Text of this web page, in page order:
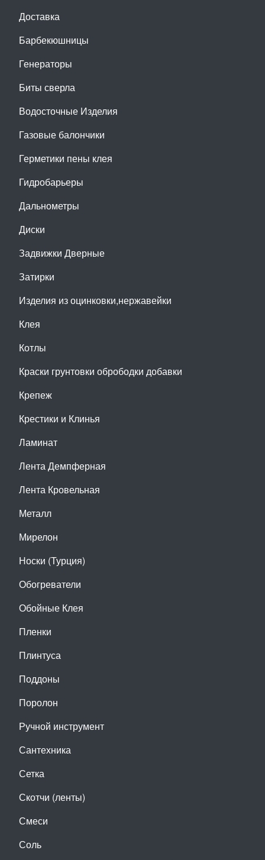
Доставка
Барбекюшницы
Генераторы
Биты сверла
Водосточные Изделия
Газовые балончики
Герметики пены клея
Гидробарьеры
Дальнометры
Диски
Задвижки Дверные
Затирки
Изделия из оцинковки,нержавейки
Клея
Котлы
Краски грунтовки обрободки добавки
Крепеж
Крестики и Клинья
Ламинат
Лента Демпферная
Лента Кровельная
Металл
Мирелон
Носки (Турция)
Обогреватели
Обойные Клея
Пленки
Плинтуса
Поддоны
Поролон
Ручной инструмент
Сантехника
Сетка
Скотчи (ленты)
Смеси
Соль